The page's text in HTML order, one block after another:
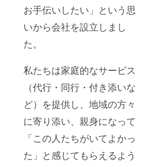
お手伝いしたい」という思
いから会社を設立しまし
た。
私たちは家庭的なサービス
（代行・同行・付き添いな
ど）を提供し、地域の方々
に寄り添い、親身になって
「この人たちがいてよかっ
た」と感じてもらえるよう